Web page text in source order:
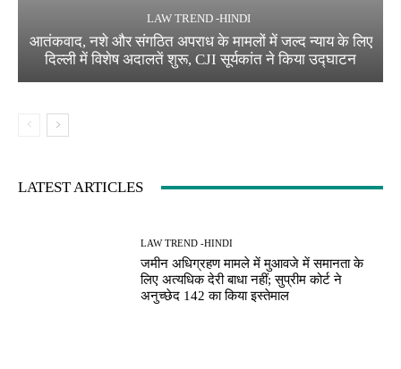
LAW TREND -HINDI
आतंकवाद, नशे और संगठित अपराध के मामलों में जल्द न्याय के लिए
दिल्ली में विशेष अदालतें शुरू, CJI सूर्यकांत ने किया उद्घाटन
LATEST ARTICLES
LAW TREND -HINDI
जमीन अधिग्रहण मामले में मुआवजे में समानता के
लिए अत्यधिक देरी बाधा नहीं; सुप्रीम कोर्ट ने
अनुच्छेद 142 का किया इस्तेमाल